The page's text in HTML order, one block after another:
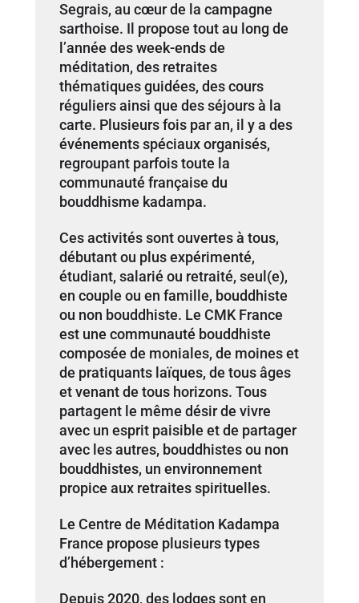
Segrais, au cœur de la campagne
sarthoise. Il propose tout au long de
l’année des week-ends de
méditation, des retraites
thématiques guidées, des cours
réguliers ainsi que des séjours à la
carte. Plusieurs fois par an, il y a des
événements spéciaux organisés,
regroupant parfois toute la
communauté française du
bouddhisme kadampa.
Ces activités sont ouvertes à tous,
débutant ou plus expérimenté,
étudiant, salarié ou retraité, seul(e),
en couple ou en famille, bouddhiste
ou non bouddhiste. Le CMK France
est une communauté bouddhiste
composée de moniales, de moines et
de pratiquants laïques, de tous âges
et venant de tous horizons. Tous
partagent le même désir de vivre
avec un esprit paisible et de partager
avec les autres, bouddhistes ou non
bouddhistes, un environnement
propice aux retraites spirituelles.
Le Centre de Méditation Kadampa
France propose plusieurs types
d’hébergement :
Depuis 2020, des lodges sont en